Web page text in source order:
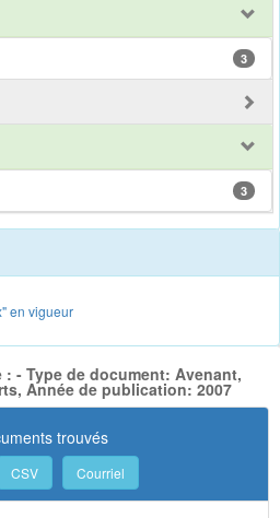
3
3
en vigueur
- Type de document: Avenant,
Année de publication: 2007
trouvés
CSV Courriel